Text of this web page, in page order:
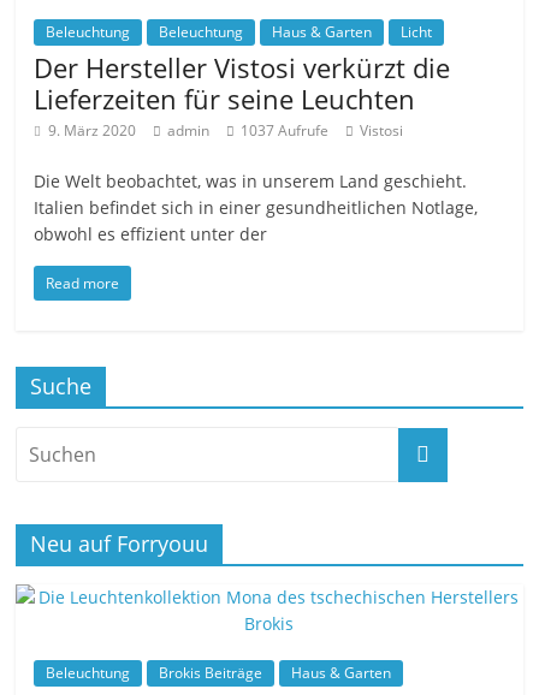
Beleuchtung Beleuchtung Haus & Garten Licht
Der Hersteller Vistosi verkürzt die
Lieferzeiten für seine Leuchten
9. März 2020 admin 1037 Aufrufe Vistosi
Die Welt beobachtet, was in unserem Land geschieht.
Italien befindet sich in einer gesundheitlichen Notlage,
obwohl es effizient unter der
Read more
Suche
Neu auf Forryouu
Beleuchtung Brokis Beiträge Haus & Garten